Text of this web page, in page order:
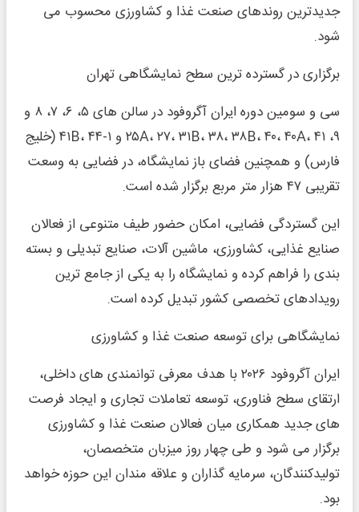
جدیدترین روندهای صنعت غذا و کشاورزی محسوب می
شود.
برگزاری در گسترده ترین سطح نمایشگاهی تهران
سی و سومین دوره ایران آگروفود در سالن های ۵، ۶، ۷، ۸ و
۹، ۲۵A، ۲۷، ۳۱B، ۳۸، ۳۸B، ۴۰، ۴۰A، ۴۱ و ۴۱B، ۴۴-۱ (خلیج
فارس) و همچنین فضای باز نمایشگاه، در فضایی به وسعت
تقریبی ۴۷ هزار متر مربع برگزار شده است.
این گستردگی فضایی، امکان حضور طیف متنوعی از فعالان
صنایع غذایی، کشاورزی، ماشین آلات، صنایع تبدیلی و بسته
بندی را فراهم کرده و نمایشگاه را به یکی از جامع ترین
رویدادهای تخصصی کشور تبدیل کرده است.
نمایشگاهی برای توسعه صنعت غذا و کشاورزی
ایران آگروفود ۲۰۲۶ با هدف معرفی توانمندی های داخلی،
ارتقای سطح فناوری، توسعه تعاملات تجاری و ایجاد فرصت
های جدید همکاری میان فعالان صنعت غذا و کشاورزی
برگزار می شود و طی چهار روز میزبان متخصصان،
تولیدکنندگان، سرمایه گذاران و علاقه مندان این حوزه خواهد
بود.